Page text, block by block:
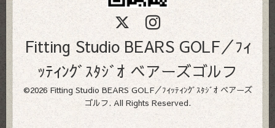
Fitting Studio BEARS GOLF／ﾌｨ
ｯﾃｨﾝｸﾞｽﾀｼﾞｵ ベアーズゴルフ
©2026 Fitting Studio BEARS GOLF／ﾌｨｯﾃｨﾝｸﾞｽﾀｼﾞｵ ベアーズ
ゴルフ. All Rights Reserved.